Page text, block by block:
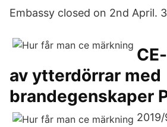
av ytterdörrar med
brandegenskaper